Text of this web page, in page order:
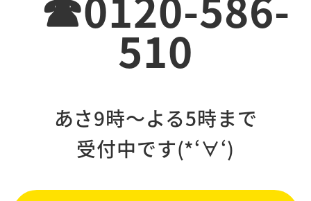
510
あさ9時～よる5時まで
受付中です(*‘∀‘)